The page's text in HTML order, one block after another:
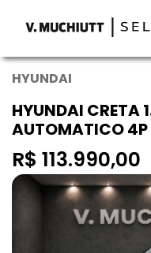
HYUNDAI
HYUNDAI CRETA
AUTOMATICO
R$ 113.990,00